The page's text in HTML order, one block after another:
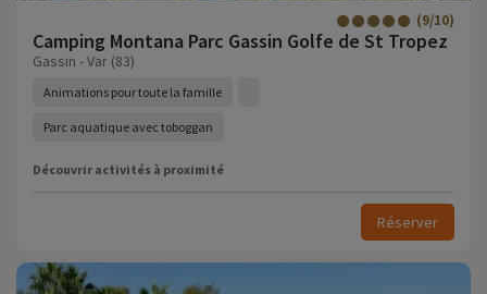
Camping Montana Parc Gassin Golfe de St Tropez
(9/10)
Gassin - Var (83)
Animations pour toute la famille
Parc aquatique avec toboggan
Découvrir activités à proximité
Réserver